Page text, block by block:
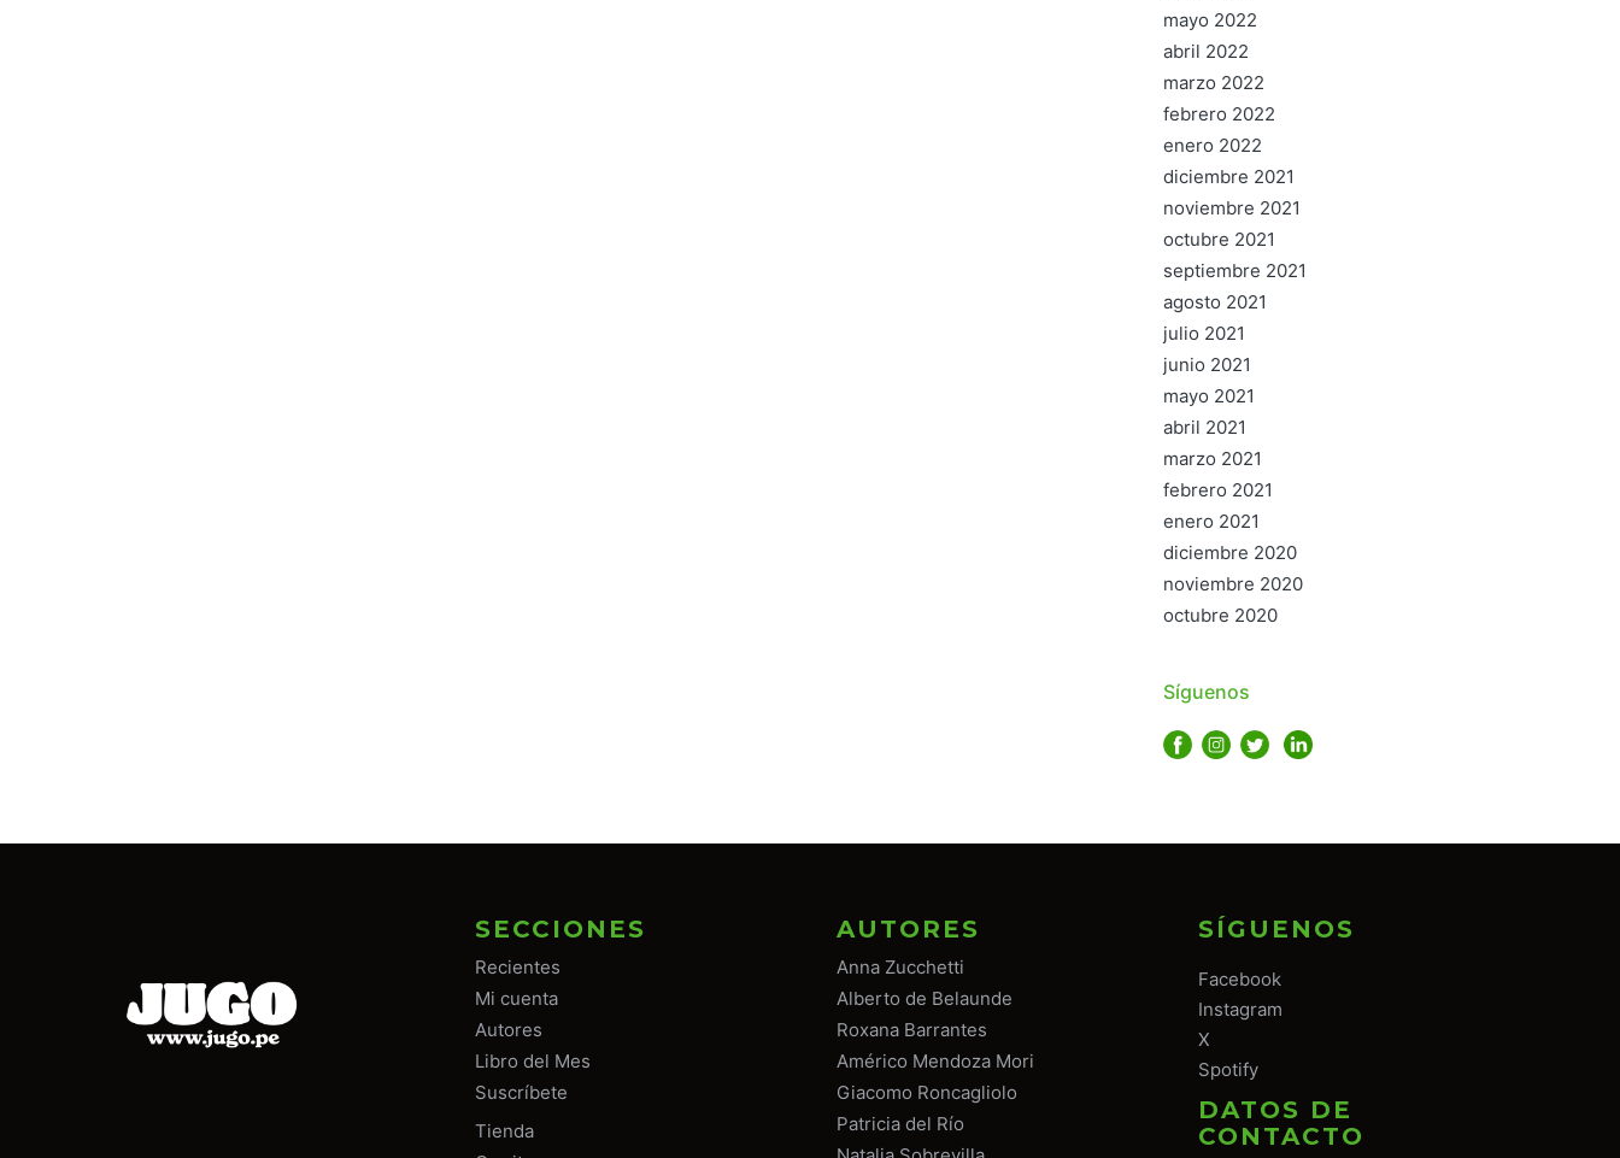
mayo 2022
abril 2022
marzo 2022
febrero 2022
enero 2022
diciembre 2021
noviembre 2021
octubre 2021
septiembre 2021
agosto 2021
julio 2021
junio 2021
mayo 2021
abril 2021
marzo 2021
febrero 2021
enero 2021
diciembre 2020
noviembre 2020
octubre 2020
Síguenos
SECCIONES
Recientes
Mi cuenta
Autores
Libro del Mes
Suscríbete
Tienda
AUTORES
Anna Zucchetti
Alberto de Belaunde
Roxana Barrantes
Américo Mendoza Mori
Giacomo Roncagliolo
Patricia del Río
SÍGUENOS
Facebook
Instagram
X
Spotify
DATOS DE
CONTACTO